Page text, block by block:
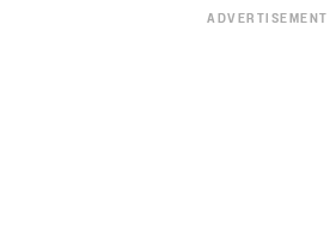
ADVERTISEMENT